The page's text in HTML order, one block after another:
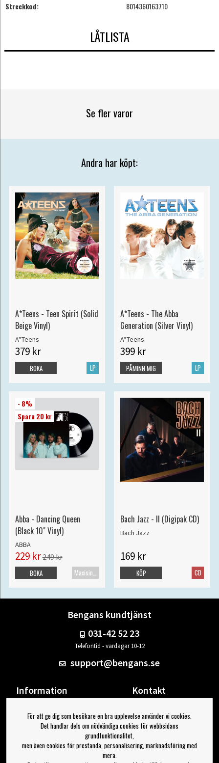
Streckkod:
8014360163710
LÅTLISTA
Se fler varor
Andra har köpt:
A*Teens - Teen Spirit (Solid
Beige Vinyl)
A*Teens
379 kr
LP
BOKA
A*Teens - The Abba
Generation (Silver Vinyl)
A*Teens
399 kr
LP
PÅMINN MIG
- 8%
Spara 20 kr
Abba - Dancing Queen
(Black 10" Vinyl)
ABBA
229 kr249 kr
Maxisingel
BOKA
Bach Jazz - II (Digipak CD)
Bach Jazz
169 kr
CD
KÖP
Bengans kundtjänst
031-42 52 23
Telefontid - vardagar 10-12
support@bengans.se
Information
Om Bengans
FAQ / Köp- & Leveransvillkor
Kontakt
Din sida
Logga ut
Jag vill ha tips från Bengans
För att ge dig som besökare en bra upplevelse använder vi cookies.
Det handlar dels om nödvändiga cookies för webbsidans
grundfunktionalitet,
men även cookies för prestanda, personalisering, marknadsföring med
mera.